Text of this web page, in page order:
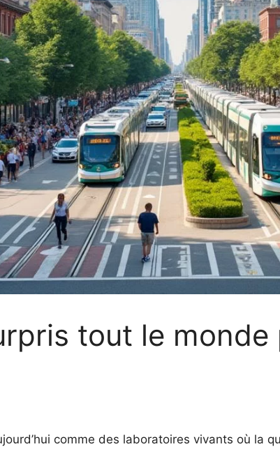
tout le
comme des laboratoires vivants où la